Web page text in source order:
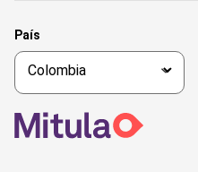
País